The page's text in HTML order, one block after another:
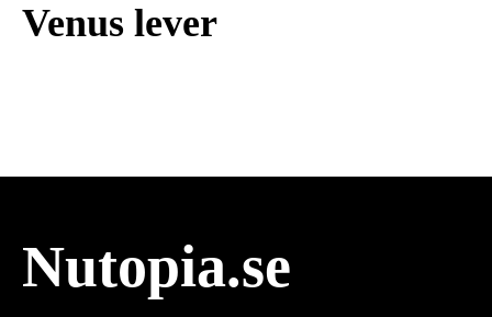
Venus lever
Nutopia.se